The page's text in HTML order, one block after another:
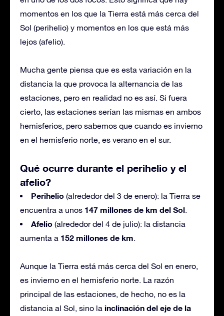
momentos en los que la Tierra está más cerca del
Sol (perihelio) y momentos en los que está más
lejos (afelio).
Mucha gente piensa que es esta variación en la
distancia la que provoca la alternancia de las
estaciones, pero en realidad no es así. Si fuera
cierto, las estaciones serían las mismas en ambos
hemisferios, pero sabemos que cuando es invierno
en el hemisferio norte, es verano en el sur.
Qué ocurre durante el perihelio y el
afelio?
Perihelio (alrededor del 3 de enero): la Tierra se
encuentra a unos 147 millones de km del Sol.
Afelio (alrededor del 4 de julio): la distancia
aumenta a 152 millones de km.
Aunque la Tierra está más cerca del Sol en enero,
es invierno en el hemisferio norte. La razón
principal de las estaciones, de hecho, no es la
distancia al Sol, sino la inclinación del eje de la